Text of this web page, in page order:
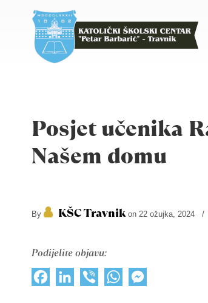
Posjet učenika
Našem domu
By KŠC Travnikon 22 ožujka, 2024 /
Podijelite objavu:
FacebookLinkedInViber WhatsApp